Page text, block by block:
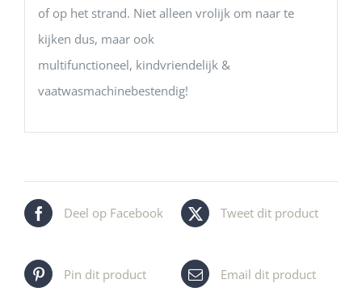
of op het strand. Niet alleen vrolijk om naar te
kijken dus, maar ook
multifunctioneel, kindvriendelijk &
vaatwasmachinebestendig!
Deel op Facebook Tweet dit product
Pin dit product Email dit product